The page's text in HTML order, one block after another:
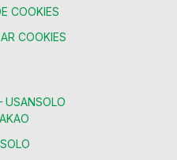
COOKIES
COOKIES
USANSOLO